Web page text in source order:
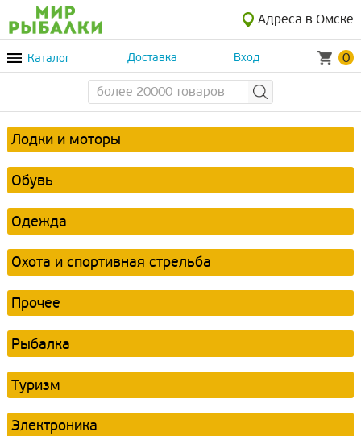
Адреса в Омске
Каталог Доставка Вход 0
Лодки и моторы
Обувь
Одежда
Охота и спортивная стрельба
Прочее
Рыбалка
Туризм
Электроника